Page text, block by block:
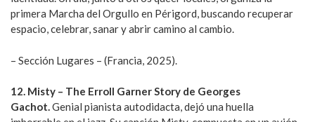
primera Marcha del Orgullo en Périgord, buscando recuperar
espacio, celebrar, sanar y abrir camino al cambio.
– Sección Lugares – (Francia, 2025).
12. Misty – The Erroll Garner Story de Georges
Gachot.Genial pianista autodidacta, dejó una huella